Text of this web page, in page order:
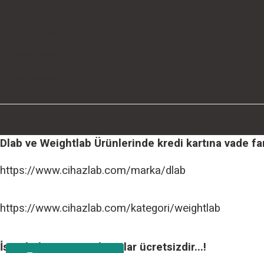
Dlab ve Weightlab Ürünlerinde kredi kartına vade
https://www.cihazlab.com/marka/dlab
https://www.cihazlab.com/kategori/weightlab
İstanbul içi tüm teslimatlar ücretsizdir...!